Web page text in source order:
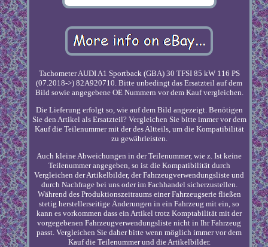
Tachometer AUDI A1 Sportback (GBA) 30 TFSI 85 kW 116 PS
(07.2018->) 82A920710. Bitte unbedingt das Ersatzteil auf dem
Bild sowie angegebene OE Nummern vor dem Kauf vergleichen.
Die Lieferung erfolgt so, wie auf dem Bild angezeigt. Benötigen
Sie den Artikel als Ersatzteil? Vergleichen Sie bitte immer vor dem
Kauf die Teilenummer mit der des Altteils, um die Kompatibilität
zu gewährleisten.
Auch kleine Abweichungen in der Teilenummer, wie z. Ist keine
Teilenummer angegeben, so ist die Kompatibilität durch
Vergleichen der Artikelbilder, der Fahrzeugverwendungsliste und
durch Nachfrage bei uns oder im Fachhandel sicherzustellen.
Während des Produktionszeitraums einer Fahrzeugserie fließen
stetig herstellerseitige Änderungen in ein Fahrzeug mit ein, so
kann es vorkommen dass ein Artikel trotz Komptabilität mit der
vorgegebenen Fahrzeugverwendungsliste nicht in Ihr Fahrzeug
passt. Vergleichen Sie daher bitte wenn möglich immer vor dem
Kauf die Teilenummer und die Artikelbilder.